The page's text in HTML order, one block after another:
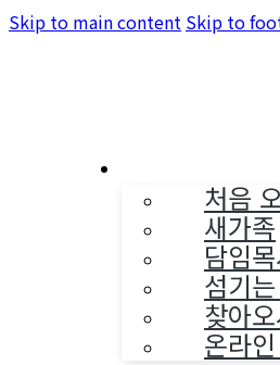
Skip to main content Skip to
처음
새가족
담임
섬기
찾아
온라